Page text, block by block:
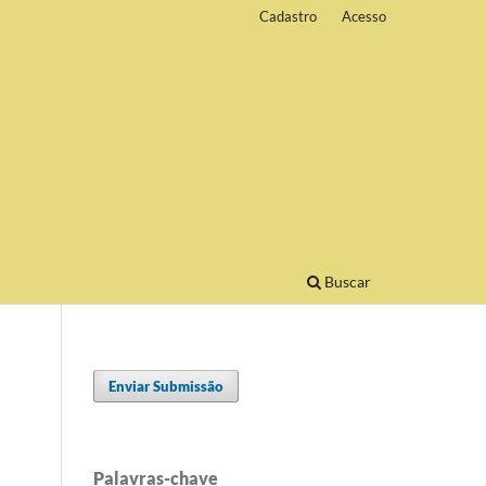
Buscar
Cadastro Acesso
Enviar Submissão
Palavras-chave